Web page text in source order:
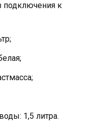
подключения к
1,5 литра.